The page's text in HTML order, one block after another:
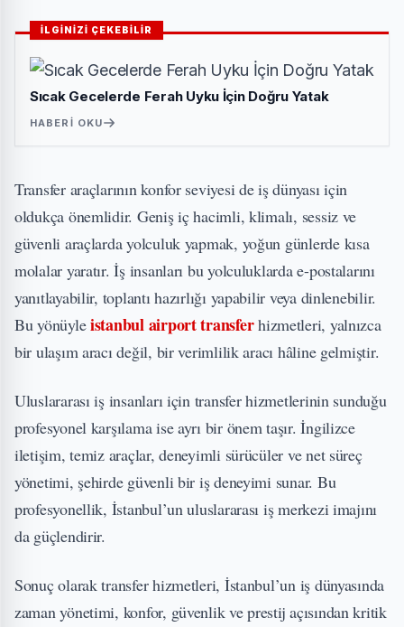
İLGİNİZİ ÇEKEBİLİR
Sıcak Gecelerde Ferah Uyku İçin Doğru Yatak
HABERI OKU
Transfer araçlarının konfor seviyesi de iş dünyası için
oldukça önemlidir. Geniş iç hacimli, klimalı, sessiz ve
güvenli araçlarda yolculuk yapmak, yoğun günlerde kısa
molalar yaratır. İş insanları bu yolculuklarda e-postalarını
yanıtlayabilir, toplantı hazırlığı yapabilir veya dinlenebilir.
Bu yönüyleistanbulairporttransferhizmetleri, yalnızca
bir ulaşım aracı değil, bir verimlilik aracı hâline gelmiştir.
Uluslararası iş insanları için transfer hizmetlerinin sunduğu
profesyonel karşılama ise ayrı bir önem taşır. İngilizce
iletişim, temiz araçlar, deneyimli sürücüler ve net süreç
yönetimi, şehirde güvenli bir iş deneyimi sunar. Bu
profesyonellik, İstanbul’un uluslararası iş merkezi imajını
da güçlendirir.
Sonuç olarak transfer hizmetleri, İstanbul’un iş dünyasında
zaman yönetimi, konfor, güvenlik ve prestij açısından kritik